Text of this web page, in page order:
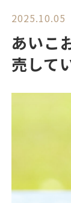
2025.10.05
あいこ
売して